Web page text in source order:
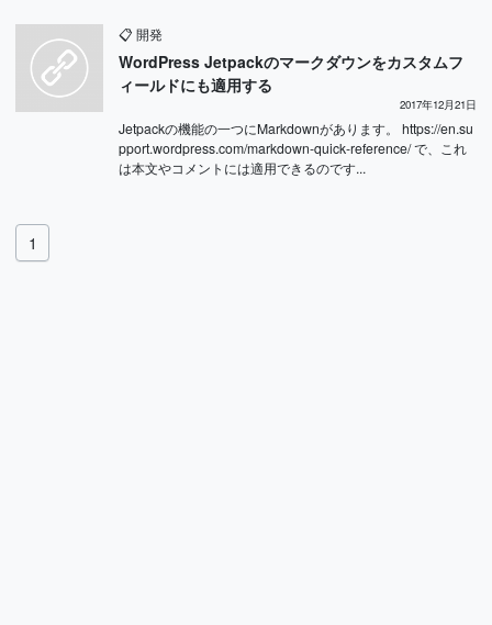
📋 開発
WordPress Jetpackのマークダウンをカスタムフ
ィールドにも適用する
2017年12月21日
Jetpackの機能の一つにMarkdownがあります。 https://en.su
pport.wordpress.com/markdown-quick-reference/ で、これ
は本文やコメントには適用できるのです...
1